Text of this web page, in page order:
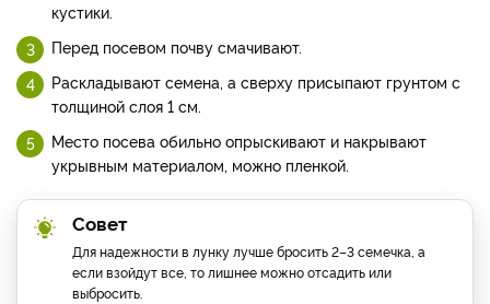
кустики.
Перед посевом почву смачивают.
Раскладывают семена, а сверху присыпают грунтом с
толщиной слоя 1 см.
Место посева обильно опрыскивают и накрывают
укрывным материалом, можно пленкой.
Совет
Для надежности в лунку лучше бросить 2–3 семечка, а
если взойдут все, то лишнее можно отсадить или
выбросить.